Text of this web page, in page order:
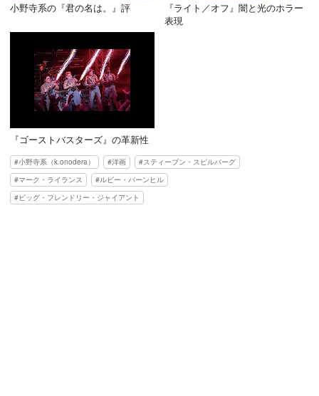
小野寺系の『君の名は。』評
『ライト／オフ』闇と光のホラー
表現
『ゴーストバスターズ』の革新性
小野寺系（k.onodera） 洋画
スティーブン・スピルバーグ
マーク・ライランス
ルビー・バーンヒル
ビッグ・フレンドリー・ジャイアント